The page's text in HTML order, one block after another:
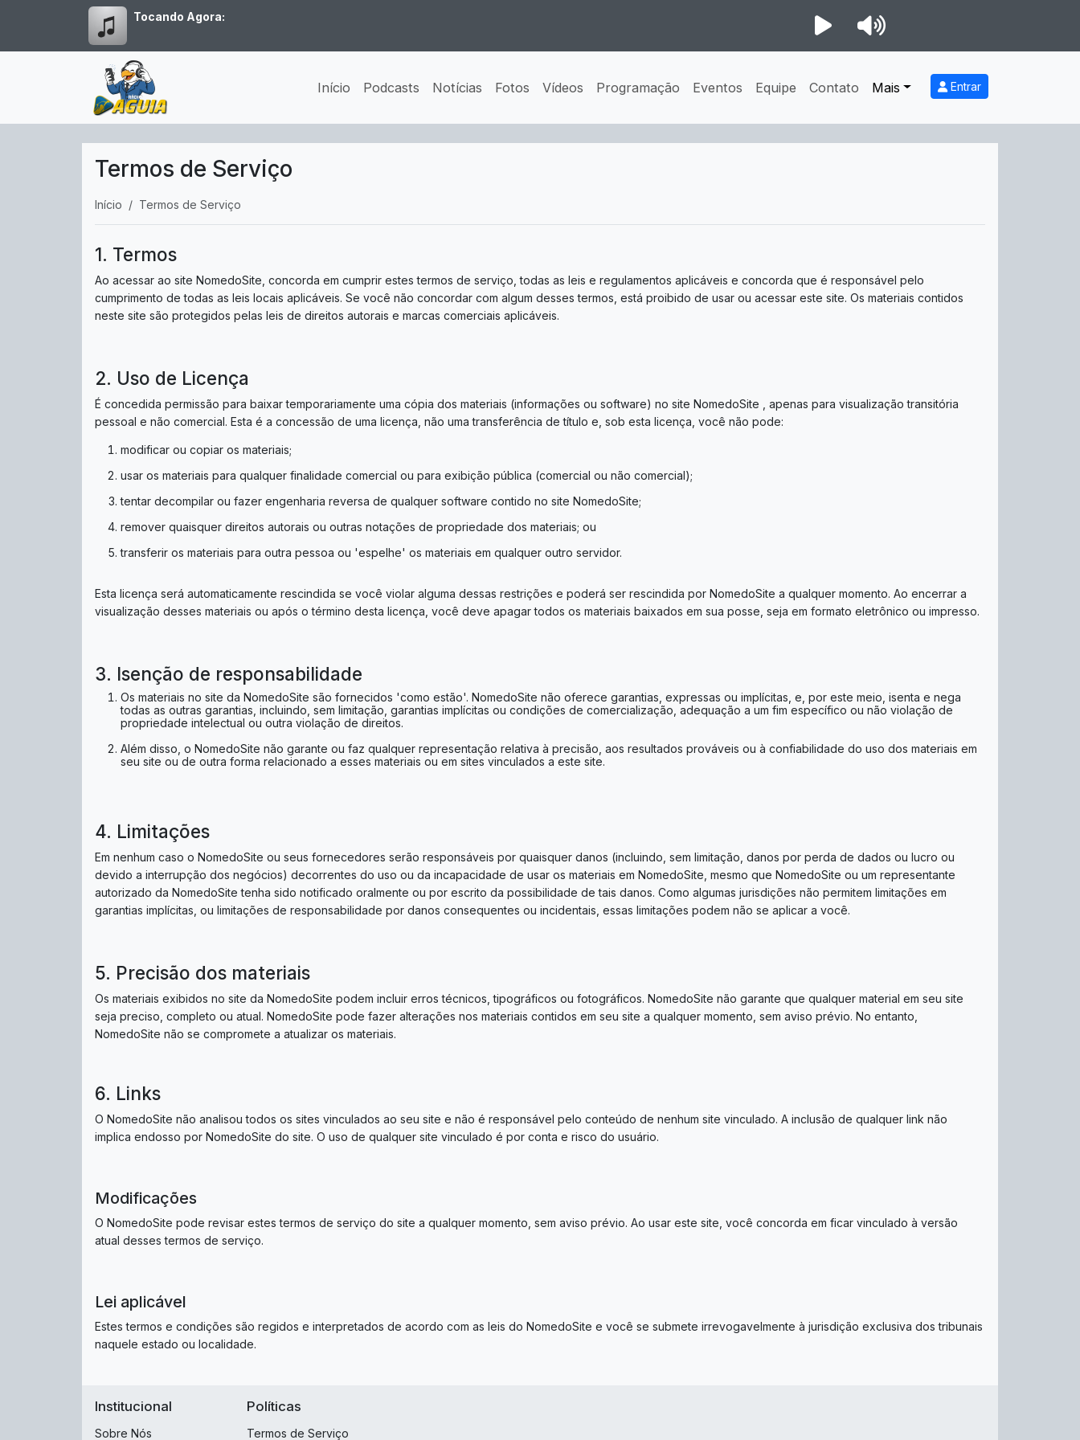
Tocando Agora:
Início Podcasts Notícias Fotos Vídeos Programação Eventos Equipe Contato Mais Entrar
Termos de Serviço
Início Termos de Serviço
1. Termos
Ao acessar ao site NomedoSite, concorda em cumprir estes termos de serviço, todas as leis e regulamentos aplicáveis ​​e concorda que é responsável pelo
cumprimento de todas as leis locais aplicáveis. Se você não concordar com algum desses termos, está proibido de usar ou acessar este site. Os materiais contidos
neste site são protegidos pelas leis de direitos autorais e marcas comerciais aplicáveis.
2. Uso de Licença
É concedida permissão para baixar temporariamente uma cópia dos materiais (informações ou software) no site NomedoSite , apenas para visualização transitória
pessoal e não comercial. Esta é a concessão de uma licença, não uma transferência de título e, sob esta licença, você não pode:
modificar ou copiar os materiais;
usar os materiais para qualquer finalidade comercial ou para exibição pública (comercial ou não comercial);
tentar decompilar ou fazer engenharia reversa de qualquer software contido no site NomedoSite;
remover quaisquer direitos autorais ou outras notações de propriedade dos materiais; ou
transferir os materiais para outra pessoa ou 'espelhe' os materiais em qualquer outro servidor.
Esta licença será automaticamente rescindida se você violar alguma dessas restrições e poderá ser rescindida por NomedoSite a qualquer momento. Ao encerrar a
visualização desses materiais ou após o término desta licença, você deve apagar todos os materiais baixados em sua posse, seja em formato eletrônico ou impresso.
3. Isenção de responsabilidade
Os materiais no site da NomedoSite são fornecidos 'como estão'. NomedoSite não oferece garantias, expressas ou implícitas, e, por este meio, isenta e nega
todas as outras garantias, incluindo, sem limitação, garantias implícitas ou condições de comercialização, adequação a um fim específico ou não violação de
propriedade intelectual ou outra violação de direitos.
Além disso, o NomedoSite não garante ou faz qualquer representação relativa à precisão, aos resultados prováveis ​​ou à confiabilidade do uso dos materiais em
seu site ou de outra forma relacionado a esses materiais ou em sites vinculados a este site.
4. Limitações
Em nenhum caso o NomedoSite ou seus fornecedores serão responsáveis ​​por quaisquer danos (incluindo, sem limitação, danos por perda de dados ou lucro ou
devido a interrupção dos negócios) decorrentes do uso ou da incapacidade de usar os materiais em NomedoSite, mesmo que NomedoSite ou um representante
autorizado da NomedoSite tenha sido notificado oralmente ou por escrito da possibilidade de tais danos. Como algumas jurisdições não permitem limitações em
garantias implícitas, ou limitações de responsabilidade por danos consequentes ou incidentais, essas limitações podem não se aplicar a você.
5. Precisão dos materiais
Os materiais exibidos no site da NomedoSite podem incluir erros técnicos, tipográficos ou fotográficos. NomedoSite não garante que qualquer material em seu site
seja preciso, completo ou atual. NomedoSite pode fazer alterações nos materiais contidos em seu site a qualquer momento, sem aviso prévio. No entanto,
NomedoSite não se compromete a atualizar os materiais.
6. Links
O NomedoSite não analisou todos os sites vinculados ao seu site e não é responsável pelo conteúdo de nenhum site vinculado. A inclusão de qualquer link não
implica endosso por NomedoSite do site. O uso de qualquer site vinculado é por conta e risco do usuário.
Modificações
O NomedoSite pode revisar estes termos de serviço do site a qualquer momento, sem aviso prévio. Ao usar este site, você concorda em ficar vinculado à versão
atual desses termos de serviço.
Lei aplicável
Estes termos e condições são regidos e interpretados de acordo com as leis do NomedoSite e você se submete irrevogavelmente à jurisdição exclusiva dos tribunais
naquele estado ou localidade.
Institucional
Sobre Nós
Políticas
Termos de Serviço